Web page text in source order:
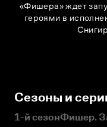
«Фишера» ждет
героями в
Сезоны и
1-й сезонФишер.